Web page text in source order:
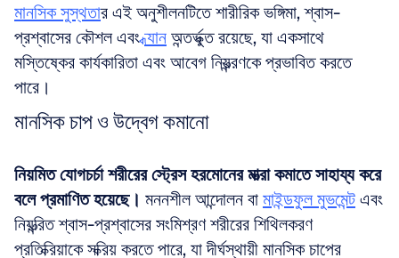
মানসিক সুস্থতার এই অনুশীলনটিতে শারীরিক ভঙ্গিমা, শ্বাস-
প্রশ্বাসের কৌশল এবং ধ্যান অন্তর্ভুক্ত রয়েছে, যা একসাথে
মস্তিষ্কের কার্যকারিতা এবং আবেগ নিয়ন্ত্রণকে প্রভাবিত করতে
পারে।
মানসিক চাপ ও উদ্বেগ কমানো
নিয়মিত যোগচর্চা শরীরের স্ট্রেস হরমোনের মাত্রা কমাতে সাহায্য করে
বলে প্রমাণিত হয়েছে। মননশীল আন্দোলন বা মাইন্ডফুল মুভমেন্ট এবং
নিয়ন্ত্রিত শ্বাস-প্রশ্বাসের সংমিশ্রণ শরীরের শিথিলকরণ
প্রতিক্রিয়াকে সক্রিয় করতে পারে, যা দীর্ঘস্থায়ী মানসিক চাপের